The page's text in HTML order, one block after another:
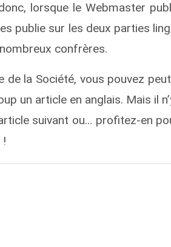
lorsque le Webmaster
publie sur les deux parties
confrères.
de la Société, vous pouvez
un article en anglais. Mais il
suivant ou… profitez-en
!